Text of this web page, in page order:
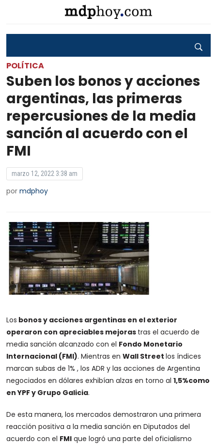
POLÍTICA
Suben los bonos y acciones
argentinas, las primeras
repercusiones de la media
sanción al acuerdo con el
FMI
marzo 12, 2022 3:38 am
pormdphoy
Los bonos y acciones argentinas en el exterior
operaron con apreciables mejoras tras el acuerdo de
media sanción alcanzado con el Fondo Monetario
Internacional (FMI). Mientras enWall Streetlos índices
marcan subas de 1% , los ADR y las acciones de Argentina
negociados en dólares exhibían alzas en torno al1,5%como
en YPF y Grupo Galicia.
De esta manera, los mercados demostraron una primera
reacción positiva a la media sanción en Diputados del
acuerdo con el FMI que logró una parte del oficialismo